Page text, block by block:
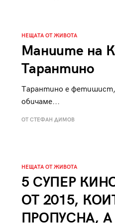
НЕЩАТА ОТ ЖИВОТА
Маниите на
Тарантино
Тарантино е фетишист,
обичаме...
ОТ СТЕФАН ДИМОВ
НЕЩАТА ОТ ЖИВОТА
5 СУПЕР
ОТ 2015,
ПРОПУСНА, А